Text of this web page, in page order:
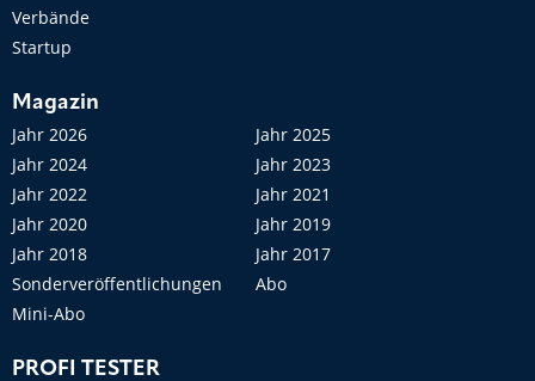
Verbände
Startup
Magazin
Jahr 2026
Jahr 2025
Jahr 2024
Jahr 2023
Jahr 2022
Jahr 2021
Jahr 2020
Jahr 2019
Jahr 2018
Jahr 2017
Sonderveröffentlichungen
Abo
Mini-Abo
PROFI TESTER